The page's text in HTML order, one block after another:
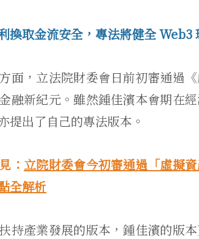
換取金流安全，專法將健全 Web3
面，立法院財委會日前初審通過
融新紀元。雖然鍾佳濱本會期在
提出了自己的專法版本。
：立院財委會今初審通過「虛擬
全解析
持產業發展的版本，鍾佳濱的版